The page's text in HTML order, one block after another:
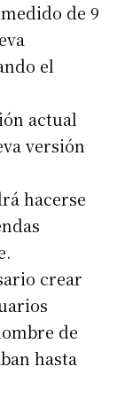
de 9
el
actual
versión
hacerse
crear
de
hasta